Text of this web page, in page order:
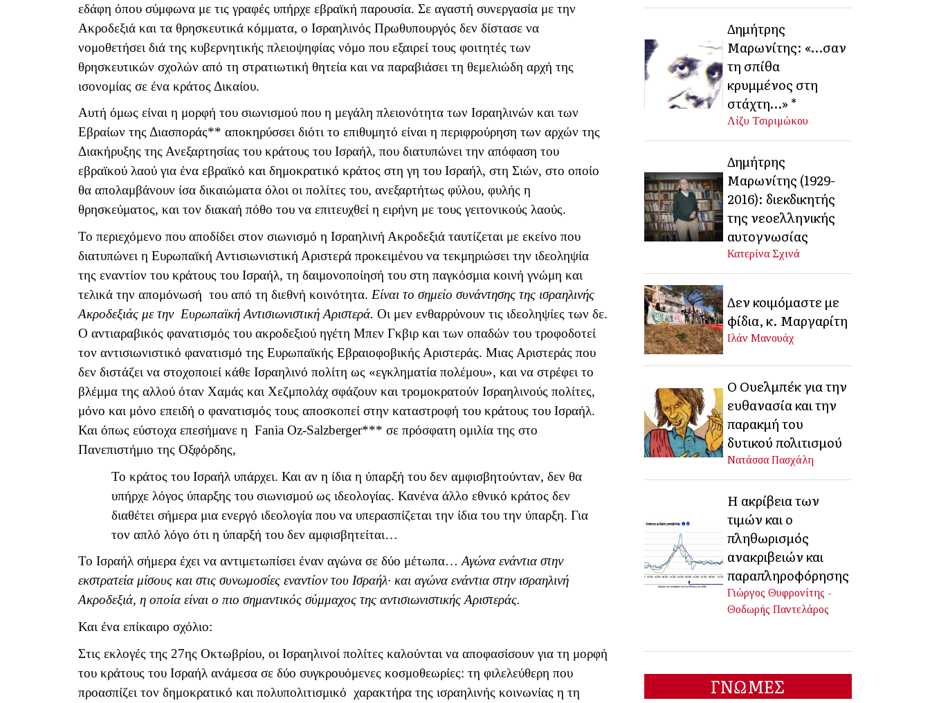
εδάφη όπου σύμφωνα με τις γραφές υπήρχε εβραϊκή παρουσία. Σε αγαστή συνεργασία με την
Ακροδεξιά και τα θρησκευτικά κόμματα, ο Ισραηλινός Πρωθυπουργός δεν δίστασε να
νομοθετήσει διά της κυβερνητικής πλειοψηφίας νόμο που εξαιρεί τους φοιτητές των
θρησκευτικών σχολών από τη στρατιωτική θητεία και να παραβιάσει τη θεμελιώδη αρχή της
ισονομίας σε ένα κράτος Δικαίου.
Αυτή όμως είναι η μορφή του σιωνισμού που η μεγάλη πλειονότητα των Ισραηλινών και των
Εβραίων της Διασποράς** αποκηρύσσει διότι το επιθυμητό είναι η περιφρούρηση των αρχών της
Διακήρυξης της Ανεξαρτησίας του κράτους του Ισραήλ, που διατυπώνει την απόφαση του
εβραϊκού λαού για ένα εβραϊκό και δημοκρατικό κράτος στη γη του Ισραήλ, στη Σιών, στο οποίο
θα απολαμβάνουν ίσα δικαιώματα όλοι οι πολίτες του, ανεξαρτήτως φύλου, φυλής η
θρησκεύματος, και τον διακαή πόθο του να επιτευχθεί η ειρήνη με τους γειτονικούς λαούς.
Το περιεχόμενο που αποδίδει στον σιωνισμό η Ισραηλινή Ακροδεξιά ταυτίζεται με εκείνο που
διατυπώνει η Ευρωπαϊκή Αντισιωνιστική Αριστερά προκειμένου να τεκμηριώσει την ιδεοληψία
της εναντίον του κράτους του Ισραήλ, τη δαιμονοποίησή του στη παγκόσμια κοινή γνώμη και
τελικά την απομόνωσή του από τη διεθνή κοινότητα. Είναι το σημείο συνάντησης της ισραηλινής
Ακροδεξιάς με την Ευρωπαϊκή Αντισιωνιστική Αριστερά. Οι μεν ενθαρρύνουν τις ιδεοληψίες των δε.
Ο αντιαραβικός φανατισμός του ακροδεξιού ηγέτη Μπεν Γκβιρ και των οπαδών του τροφοδοτεί
τον αντισιωνιστικό φανατισμό της Ευρωπαϊκής Εβραιοφοβικής Αριστεράς. Μιας Αριστεράς που
δεν διστάζει να στοχοποιεί κάθε Ισραηλινό πολίτη ως «εγκληματία πολέμου», και να στρέφει το
βλέμμα της αλλού όταν Χαμάς και Χεζμπολάχ σφάζουν και τρομοκρατούν Ισραηλινούς πολίτες,
μόνο και μόνο επειδή ο φανατισμός τους αποσκοπεί στην καταστροφή του κράτους του Ισραήλ.
Και όπως εύστοχα επεσήμανε η Fania Oz-Salzberger*** σε πρόσφατη ομιλία της στο
Πανεπιστήμιο της Οξφόρδης,
Το κράτος του Ισραήλ υπάρχει. Και αν η ίδια η ύπαρξή του δεν αμφισβητούνταν, δεν θα
υπήρχε λόγος ύπαρξης του σιωνισμού ως ιδεολογίας. Κανένα άλλο εθνικό κράτος δεν
διαθέτει σήμερα μια ενεργό ιδεολογία που να υπερασπίζεται την ίδια του την ύπαρξη. Για
τον απλό λόγο ότι η ύπαρξή του δεν αμφισβητείται…
Το Ισραήλ σήμερα έχει να αντιμετωπίσει έναν αγώνα σε δύο μέτωπα…Αγώνα ενάντια στην
εκστρατεία μίσους και στις συνωμοσίες εναντίον του Ισραήλ· και αγώνα ενάντια στην ισραηλινή
Ακροδεξιά, η οποία είναι ο πιο σημαντικός σύμμαχος της αντισιωνιστικής Αριστεράς.
Και ένα επίκαιρο σχόλιο:
Στις εκλογές της 27ης Οκτωβρίου, οι Ισραηλινοί πολίτες καλούνται να αποφασίσουν για τη μορφή
του κράτους του Ισραήλ ανάμεσα σε δύο συγκρουόμενες κοσμοθεωρίες: τη φιλελεύθερη που
προασπίζει τον δημοκρατικό και πολυπολιτισμικό χαρακτήρα της ισραηλινής κοινωνίας η τη
Δημήτρης
Μαρωνίτης: «…σαν
τη σπίθα
κρυμμένος στη
στάχτη…» *
Λίζυ Τσιριμώκου
Δημήτρης
Μαρωνίτης (1929-
2016): διεκδικητής
της νεοελληνικής
αυτογνωσίας
Κατερίνα Σχινά
Δεν κοιμόμαστε με
φίδια, κ. Μαργαρίτη
Ιλάν Μανουάχ
Ο Ουελμπέκ για την
ευθανασία και την
παρακμή του
δυτικού πολιτισμού
Νατάσσα Πασχάλη
Η ακρίβεια των
τιμών και ο
πληθωρισμός
ανακριβειών και
παραπληροφόρησης
Γιώργος Θυφρονίτης -
Θοδωρής Παντελάρος
ΓΝΩΜΕΣ